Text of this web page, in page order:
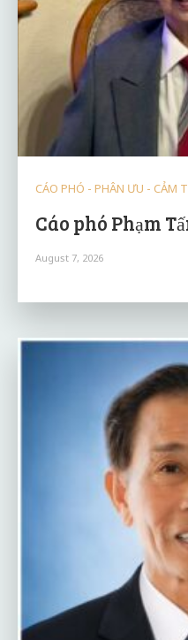
CÁO PHÓ - PHÂN ƯU - CẢM
Cáo phó Phạm
August 7, 2026